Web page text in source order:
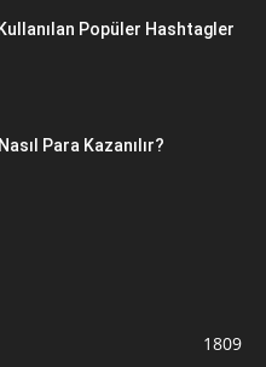
Popüler Hashtagler
Para Kazanılır?
1809